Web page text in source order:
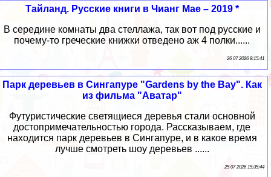
Тайланд. Русские книги в Чианг Мае – 2019 *
В середине комнаты два стеллажа, так вот под русские и
почему-то греческие книжки отведено аж 4 полки......
26 07 2026 8:15:41
Парк деревьев в Сингапуре "Gardens by the Bay". Как
из фильма "Аватар"
Футуристические светящиеся деревья стали основной
достопримечательностью города. Рассказываем, где
находится парк деревьев в Сингапуре, и в какое время
лучше смотреть шоу деревьев ......
25 07 2026 15:35:44